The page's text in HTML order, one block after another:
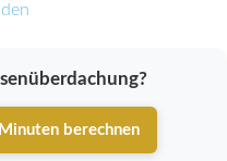
berechnen